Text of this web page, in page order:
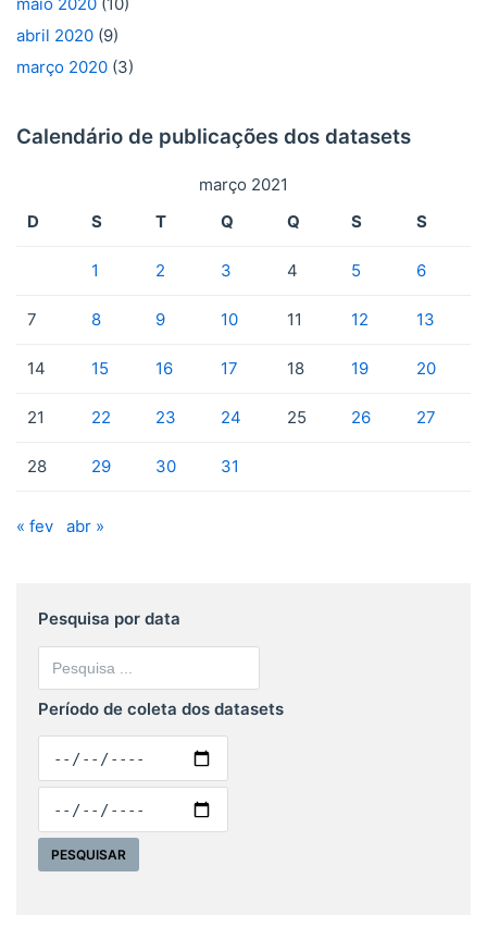
abril 2020 (9)
março 2020 (3)
Calendário de publicações dos datasets
março 2021
D
S T Q Q S S
1 2 3 4 5 6
7 8 9 10 11 12 13
14 15 16 17 18 19 20
21 22 23 24 25 26 27
28 29 30 31
« fev abr »
Pesquisa por data
Período de coleta dos datasets